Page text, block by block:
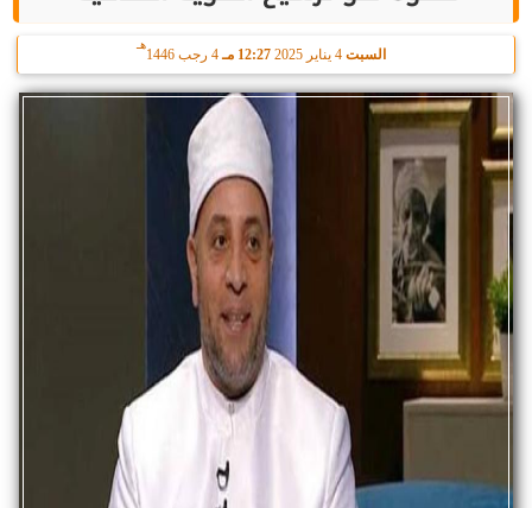
السبت 12:27 مـ 4 رجب 1446
هـ